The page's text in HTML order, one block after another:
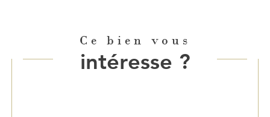
Ce bien vous
intéresse ?